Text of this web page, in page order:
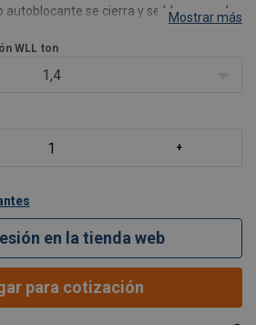
autoblocante se cierra y se bloquea solo
abrir presionando el tr
Mostrar más
WLL ton
1,4
en la tienda web
para cotización